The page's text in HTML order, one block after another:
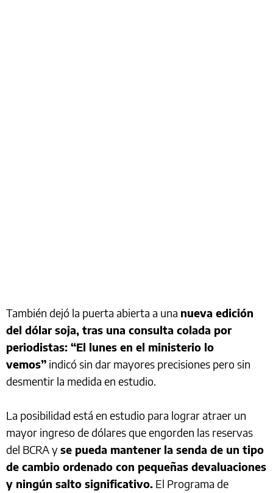
También dejó la puerta abierta a una nueva edición
del dólar soja, tras una consulta colada por
periodistas: “El lunes en el ministerio lo
vemos” indicó sin dar mayores precisiones pero sin
desmentir la medida en estudio.
La posibilidad está en estudio para lograr atraer un
mayor ingreso de dólares que engorden las reservas
del BCRA yse pueda mantener la senda de un tipo
de cambio ordenado con pequeñas devaluaciones
y ningún salto significativo. El Programa de